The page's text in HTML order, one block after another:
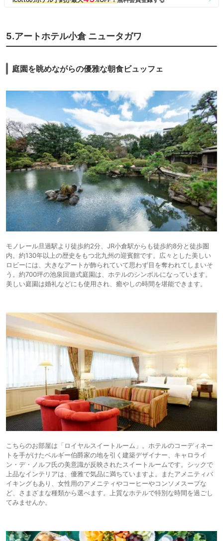
5.アートホテル小倉 ニュータガワ
庭園を眺めながらの優雅な朝食ビュッフェ
モノレール旦過駅より徒歩約2分、JR小倉駅からも徒歩約8分と徒歩圏
内。約130年以上の歴史をもつ北九州の迎賓館です。広々とした美しい
ロビーには、大きなアートが飾られていて思わず目を奪われてしまいそ
う。約700坪の池泉回遊式庭園は、ホテルのシンボルになっています。
美しい庭園は婚礼などにも使用され、癒やしの時間を堪能できます。
こちらのお部屋は「ロイヤルスイートルーム」。ホテルのコーディネー
トを手がけたベルギー伯爵家の地を引く建築デザイナー、キャロライ
ン・デ・ノルフ氏の美意識が反映されたスイートルームです。シックで
上品なインテリアは、優雅で気品に満ちていますよ。またアメニティバ
イキングもあり、女性用のアメニティやコーヒーやコンソメスープな
ど、さまざまな種類から選べます。上質なホテルで特別な時間を過ごし
てみませんか。